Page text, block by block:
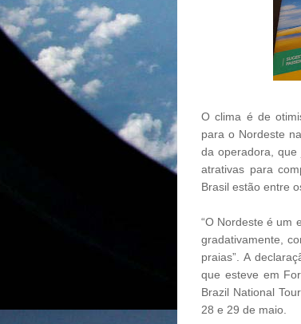
O clima é de
para o Nordeste
da operadora,
atrativas para
Brasil estão entre
“O Nordeste é um
gradativamente,
praias”. A
que esteve em
Brazil National
28 e 29 de maio.